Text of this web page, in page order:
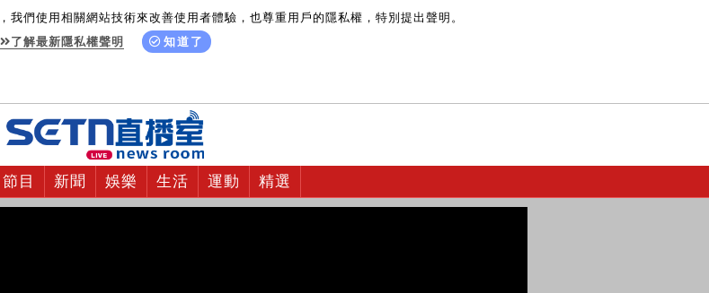
我們使用相關網站技術來改善使用者體驗，也尊重用戶的隱私權，特別提出聲明。
了解最新隱私權聲明
知道了
節目 新聞 娛樂 生活 運動 精選